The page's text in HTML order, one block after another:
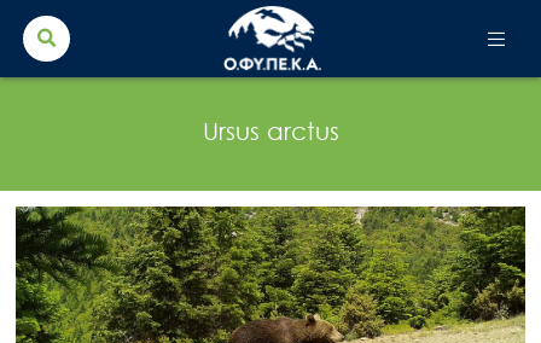
Search
for:
Ursus arctus